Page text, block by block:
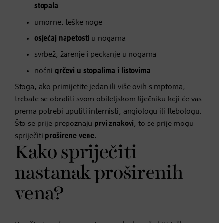
stopala
umorne, teške noge
osjećaj napetosti u nogama
svrbež, žarenje i peckanje u nogama
noćni grčevi u stopalima i listovima
Stoga, ako primijetite jedan ili više ovih simptoma,
trebate se obratiti svom obiteljskom liječniku koji će vas
prema potrebi uputiti internisti, angiologu ili flebologu.
Što se prije prepoznaju prvi znakovi, to se prije mogu
spriječiti proširene vene.
Kako spriječiti
nastanak proširenih
vena?